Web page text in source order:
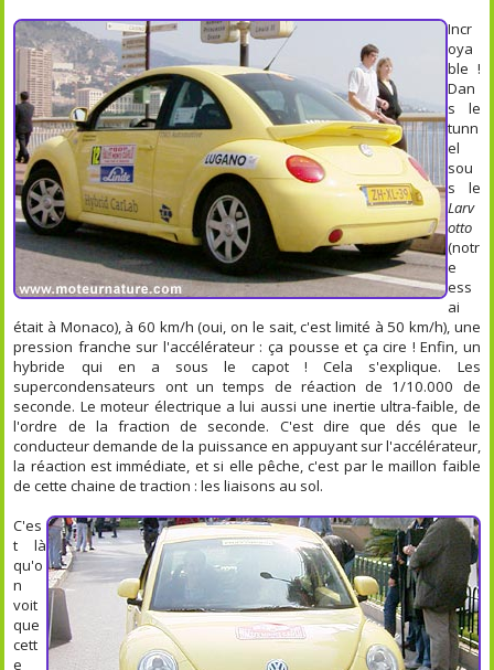
Incr
oya
ble !
Dan
s le
tunn
el
sou
s le
Larv
otto
(notr
e
ess
ai
était à Monaco), à 60 km/h (oui, on le sait, c'est limité à 50 km/h), une
pression franche sur l'accélérateur : ça pousse et ça cire ! Enfin, un
hybride qui en a sous le capot ! Cela s'explique. Les
supercondensateurs ont un temps de réaction de 1/10.000 de
seconde. Le moteur électrique a lui aussi une inertie ultra-faible, de
l'ordre de la fraction de seconde. C'est dire que dés que le
conducteur demande de la puissance en appuyant sur l'accélérateur,
la réaction est immédiate, et si elle pêche, c'est par le maillon faible
de cette chaine de traction : les liaisons au sol.
C'es
t là
qu'o
n
voit
que
cett
e